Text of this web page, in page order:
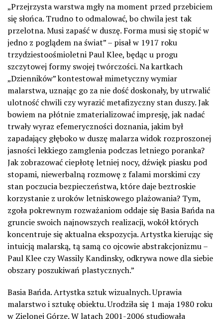
„Przejrzysta warstwa mgły na moment przed przebiciem
się słońca. Trudno to odmalować, bo chwila jest tak
przelotna. Musi zapaść w duszę. Forma musi się stopić w
jedno z poglądem na świat” – pisał w 1917 roku
trzydziestoośmioletni Paul Klee, będąc u progu
szczytowej formy swojej twórczości. Na kartkach
„Dzienników” kontestował mimetyczny wymiar
malarstwa, uznając go za nie dość doskonały, by utrwalić
ulotność chwili czy wyrazić metafizyczny stan duszy. Jak
bowiem na płótnie zmaterializować impresję, jak nadać
trwały wyraz efemeryczności doznania, jakim był
zapadający głęboko w duszę malarza widok rozproszonej
jasności lekkiego zamglenia podczas letniego poranka?
Jak zobrazować ciepłotę letniej nocy, dźwięk piasku pod
stopami, niewerbalną rozmowę z falami morskimi czy
stan poczucia bezpieczeństwa, które daje beztroskie
korzystanie z uroków letniskowego plażowania? Tym,
zgoła pokrewnym rozważaniom oddaje się Basia Bańda na
gruncie swoich najnowszych realizacji, wokół których
koncentruje się aktualna ekspozycja. Artystka kierując się
intuicją malarską, tą samą co ojcowie abstrakcjonizmu –
Paul Klee czy Wassily Kandinsky, odkrywa nowe dla siebie
obszary poszukiwań plastycznych.”
Basia Bańda. Artystka sztuk wizualnych. Uprawia
malarstwo i sztukę obiektu. Urodziła się 1 maja 1980 roku
w Zielonej Górze. W latach 2001-2006 studiowała